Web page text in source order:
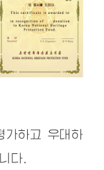
하고 우대하
다.